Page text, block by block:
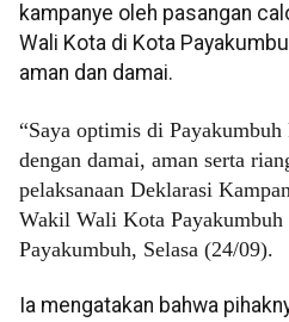
kampanye oleh pasangan
Wali Kota di Kota
aman dan damai.
“Saya optimis di Payakumbuh
dengan damai, aman serta
pelaksanaan Deklarasi
Wakil Wali Kota
Payakumbuh, Selasa (24/09).
Ia mengatakan bahwa